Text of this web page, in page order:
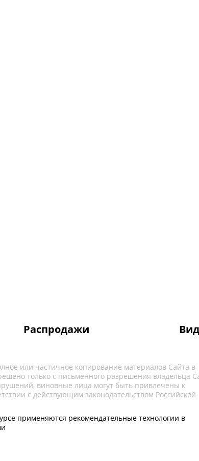
Распродажи
или частичное копирование материалов Сайта в
только с письменного разрешения владельца
виновные лица могут быть привлечены к
с действующим законодательством Российской
применяются рекомендательные технологии в